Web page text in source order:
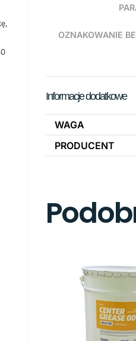
OZNAKOWANIE
Informacje dodatkowe
WAGA
PRODUCENT